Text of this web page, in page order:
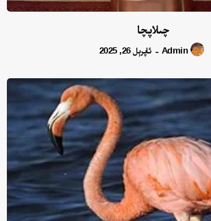
چىلاپچا
Admin
- ئاپرېل 26, 2025